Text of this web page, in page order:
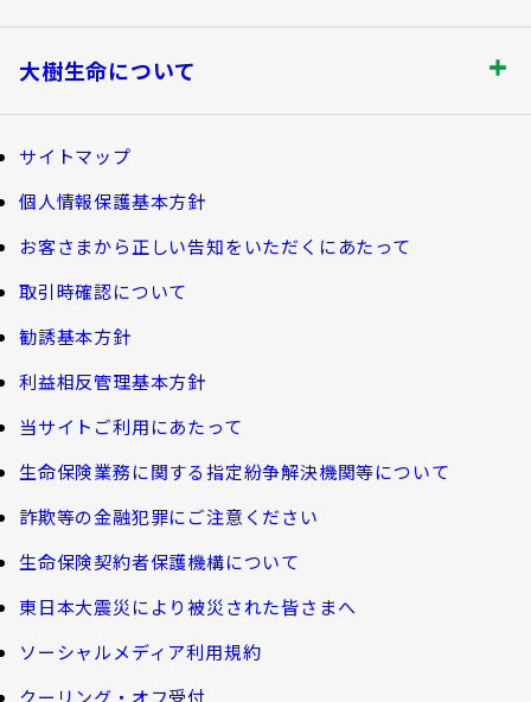
書類の再発行
満期保険金などのご請求
資金の引出し
保険料の払込み・貸付金のご返済
マイナンバーカードによるお手続き
その他のお手続き
ご契約者さま向けサービス
諸利率のお知らせ
お客さま宛通知「大樹生命からのお知ら
せ」について
生命保険料控除制度について
Web版「ご契約のしおり－約款」
探してみよう！あなたにぴったりな保険
生命保険商品一覧
損害保険商品
生命保険について知る
大樹あんしんナビゲーター
各都道府県中小企業団体中央会の会員の
皆さま
福利厚生制度関連
福利厚生制度等
ガイドブック「団体保険における保険金・給付金
のご請求手続きとお支払いについて」
大樹 企業保険ダイレクトシステム（団体保険の
各種照会・お手続きサービス）
団体年金制度関連
団体年金制度
団体年金運用商品
確定給付企業年金オンラインサービス（CPBS）
企業年金の事務再委託先変更について（契約者さ
ま専用サイト）
企業保険特別勘定運用実績照会サービス
知る・楽しむ トップ
大樹生命ブログ
お金について知る
公的保障試算ツール
相続税シミュレーション
教育費シミュレーター
長生き診断
体内環境チェック
認知症について知る
大樹の認知症サポートサービス
認知症コラム
大樹生命について
大樹生命について トップ
トップメッセージ
会社情報
業績案内
お客さま本位の業務運営
サステナビリティ経営
機関投資家としての役割
大樹生命 CM紹介
サイトマップ
個人情報保護基本方針
お客さまから正しい告知をいただくにあたって
取引時確認について
勧誘基本方針
利益相反管理基本方針
当サイトご利用にあたって
生命保険業務に関する指定紛争解決機関等について
詐欺等の金融犯罪にご注意ください
生命保険契約者保護機構について
東日本大震災により被災された皆さまへ
ソーシャルメディア利用規約
クーリング・オフ受付